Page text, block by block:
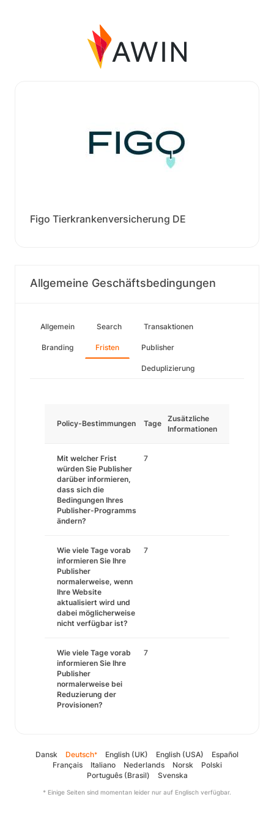
Figo Tierkrankenversicherung DE
Allgemeine Geschäftsbedingungen
Allgemein Search Transaktionen
Branding Fristen Publisher
Deduplizierung
Policy-Bestimmungen Tage
Zusätzliche
Informationen
Mit welcher Frist
würden Sie Publisher
darüber informieren,
dass sich die
Bedingungen Ihres
Publisher-Programms
ändern?
7
Wie viele Tage vorab
informieren Sie Ihre
Publisher
normalerweise, wenn
Ihre Website
aktualisiert wird und
dabei möglicherweise
nicht verfügbar ist?
7
Wie viele Tage vorab
informieren Sie Ihre
Publisher
normalerweise bei
Reduzierung der
Provisionen?
7
Dansk Deutsch* English (UK) English (USA)
Español
Français
Italiano Nederlands Norsk
Polski
Português (Brasil)
Svenska
* Einige Seiten sind momentan leider nur auf Englisch verfügbar.